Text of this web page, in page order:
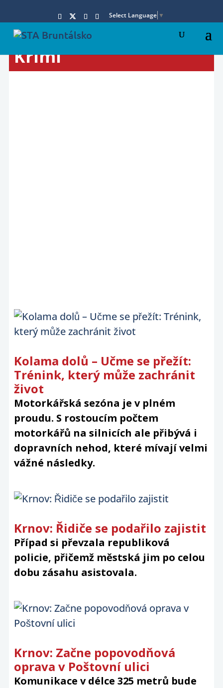
Select Language ▼
Krimi
Kolama dolů – Učme se přežít:
Trénink, který může zachránit
život
Motorkářská sezóna je v plném
proudu. S rostoucím počtem
motorkářů na silnicích ale přibývá i
dopravních nehod, které mívají velmi
vážné následky.
Krnov: Řidiče se podařilo zajistit
Případ si převzala republiková
policie, přičemž městská jim po celou
dobu zásahu asistovala.
Krnov: Začne popovodňová
oprava v Poštovní ulici
Komunikace v délce 325 metrů bude